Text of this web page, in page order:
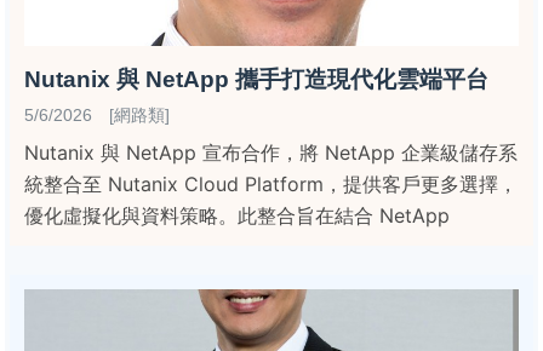
Nutanix 與 NetApp 攜手打造現代化雲端平台
5/6/2026 [網路類]
Nutanix 與 NetApp 宣布合作，將 NetApp 企業級儲存系
統整合至 Nutanix Cloud Platform，提供客戶更多選擇，
優化虛擬化與資料策略。此整合旨在結合 NetApp